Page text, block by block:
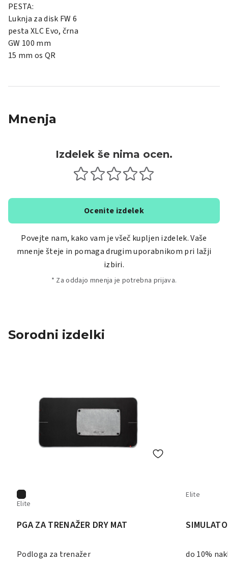
PESTA:
Luknja za disk FW 6
pesta XLC Evo, črna
GW 100 mm
15 mm os QR
Mnenja
Izdelek še nima ocen.
Ocenite izdelek
Povejte nam, kako vam je všeč kupljen izdelek. Vaše
mnenje šteje in pomaga drugim uporabnikom pri lažji
izbiri.
* Za oddajo mnenja je potrebna prijava.
Sorodni izdelki
Elite
PGA ZA TRENAŽER DRY MAT
Podloga za trenažer
Elite
do 10%